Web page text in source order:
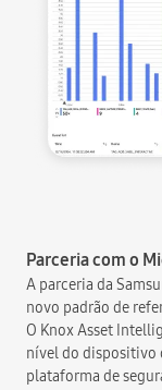
Parceria com o
A parceria da
novo padrão de
O Knox Asset
nível do dispositivo
plataforma de